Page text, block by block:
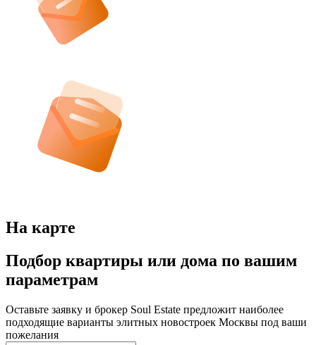
На карте
Подбор квартиры или дома по вашим
параметрам
Оставьте заявку и брокер Soul Estate предложит наиболее
подходящие варианты элитных новостроек Москвы под ваши
пожелания